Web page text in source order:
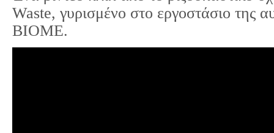
Waste, γυρισμένο στο εργοστάσιο της
ΒΙΟΜΕ.